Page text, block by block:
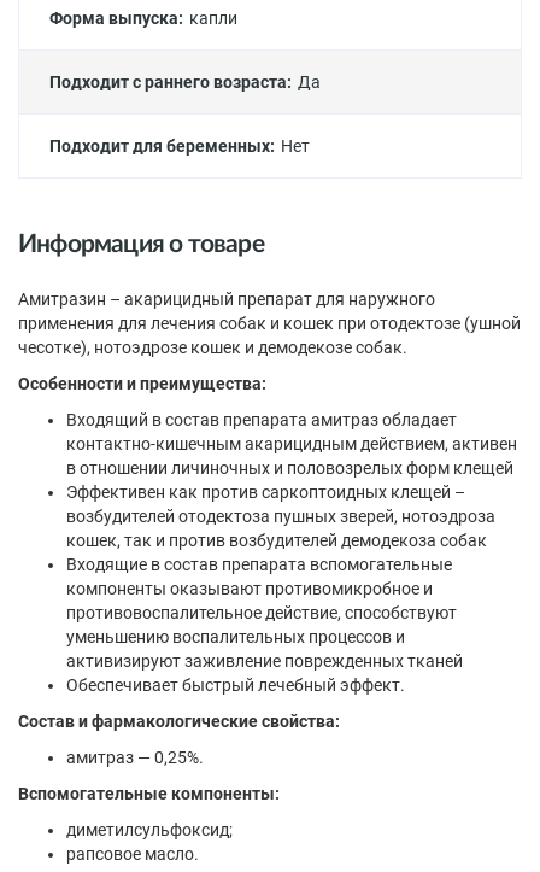
Форма выпуска: капли
Подходит с раннего возраста: Да
Подходит для беременных: Нет
Информация о товаре
Амитразин – акарицидный препарат для наружного
применения для лечения собак и кошек при отодектозе (ушной
чесотке), нотоэдрозе кошек и демодекозе собак.
Особенности и преимущества:
Входящий в состав препарата амитраз обладает
контактно-кишечным акарицидным действием, активен
в отношении личиночных и половозрелых форм клещей
Эффективен как против саркоптоидных клещей –
возбудителей отодектоза пушных зверей, нотоэдроза
кошек, так и против возбудителей демодекоза собак
Входящие в состав препарата вспомогательные
компоненты оказывают противомикробное и
противовоспалительное действие, способствуют
уменьшению воспалительных процессов и
активизируют заживление поврежденных тканей
Обеспечивает быстрый лечебный эффект.
Состав и фармакологические свойства:
амитраз — 0,25%.
Вспомогательные компоненты:
диметилсульфоксид;
рапсовое масло.